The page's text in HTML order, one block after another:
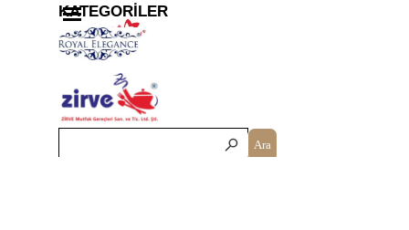
Menüyü atla
Ara
KATEGORİLER